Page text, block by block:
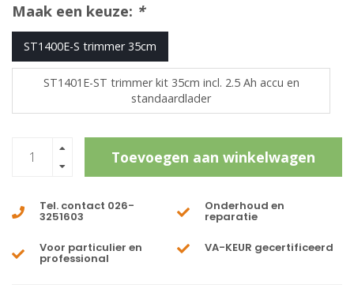
Maak een keuze: *
ST1400E-S trimmer 35cm
ST1401E-ST trimmer kit 35cm incl. 2.5 Ah accu en
standaardlader
Toevoegen aan winkelwagen
Tel. contact 026-
3251603
Onderhoud en
reparatie
Voor particulier en
professional
VA-KEUR gecertificeerd